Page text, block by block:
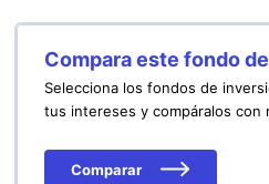
Compara este fondo
Selecciona los fondos de
tus intereses y compáralos con
Comparar